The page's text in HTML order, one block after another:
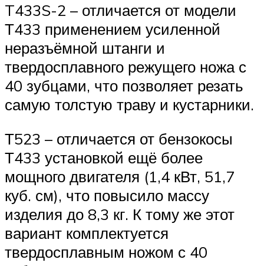
T433S-2 – отличается от модели
Т433 применением усиленной
неразъёмной штанги и
твердосплавного режущего ножа с
40 зубцами, что позволяет резать
самую толстую траву и кустарники.
Т523 – отличается от бензокосы
Т433 установкой ещё более
мощного двигателя (1,4 кВт, 51,7
куб. см), что повысило массу
изделия до 8,3 кг. К тому же этот
вариант комплектуется
твердосплавным ножом с 40